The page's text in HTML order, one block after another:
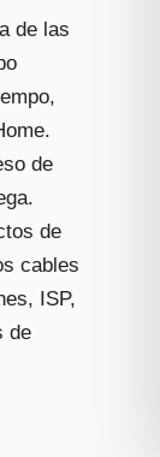
de las
de
de
cables
ISP,
de